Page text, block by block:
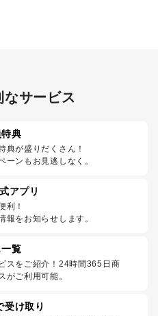
なサービス
典
典が盛りだくさん！
ーンもお見逃しなく。
アプリ
利！
報をお知らせします。
覧
スをご紹介！24時間365日商
がご利用可能。
受け取り